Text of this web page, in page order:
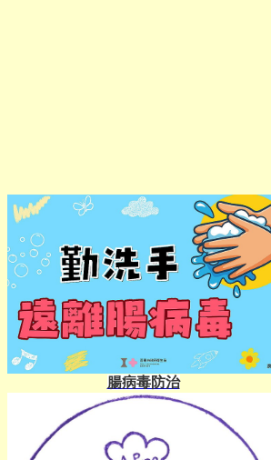
腸病毒防治